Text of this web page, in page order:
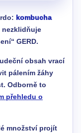
kombucha
nezklidňuje
GERD.
obsah vrací
pálením žáhy
Odborně to
přehledu o
množství projít